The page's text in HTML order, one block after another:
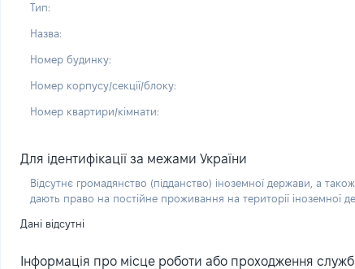
Тип:
Назва:
Номер будинку:
Номер корпусу/секції/блоку:
Номер квартири/кімнати:
Для ідентифікації за межами України
Відсутнє громадянство (підданство) іноземної держави, а
дають право на постійне проживання на території іноземної
Дані відсутні
Інформація про місце роботи або проходження